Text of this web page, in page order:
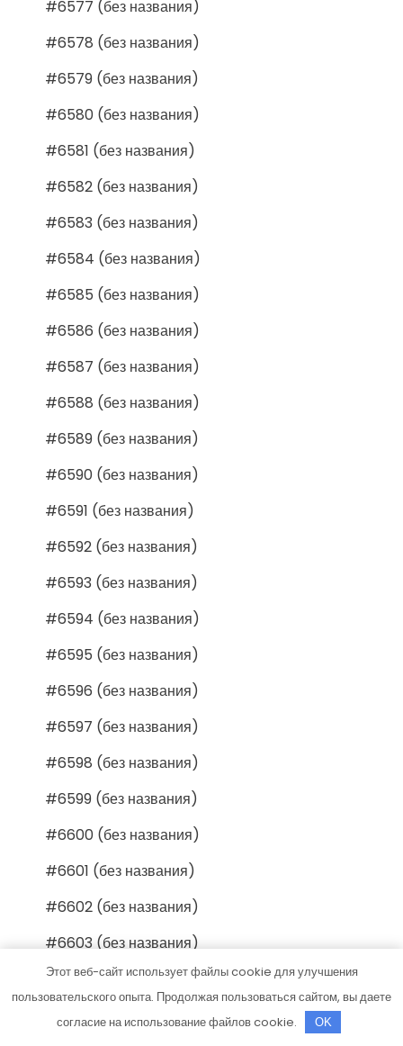
#6577 (без названия)
#6578 (без названия)
#6579 (без названия)
#6580 (без названия)
#6581 (без названия)
#6582 (без названия)
#6583 (без названия)
#6584 (без названия)
#6585 (без названия)
#6586 (без названия)
#6587 (без названия)
#6588 (без названия)
#6589 (без названия)
#6590 (без названия)
#6591 (без названия)
#6592 (без названия)
#6593 (без названия)
#6594 (без названия)
#6595 (без названия)
#6596 (без названия)
#6597 (без названия)
#6598 (без названия)
#6599 (без названия)
#6600 (без названия)
#6601 (без названия)
#6602 (без названия)
#6603 (без названия)
#6604 (без названия)
Этот веб-сайт использует файлы cookie для улучшения
пользовательского опыта. Продолжая пользоваться сайтом, вы даете
согласие на использование файлов cookie.
OK